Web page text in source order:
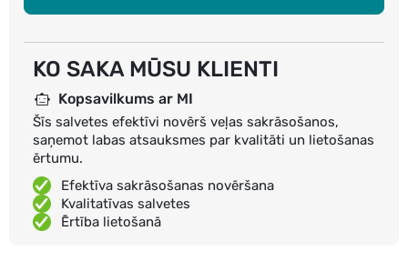
KO SAKA MŪSU KLIENTI
Kopsavilkums ar MI
Šīs salvetes efektīvi novērš veļas sakrāsošanos,
saņemot labas atsauksmes par kvalitāti un lietošanas
ērtumu.
Efektīva sakrāsošanas novēršana
Kvalitatīvas salvetes
Ērtība lietošanā